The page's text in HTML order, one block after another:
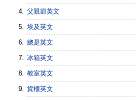
父親節英文
埃及英文
總是英文
冰箱英文
教室英文
貨櫃英文